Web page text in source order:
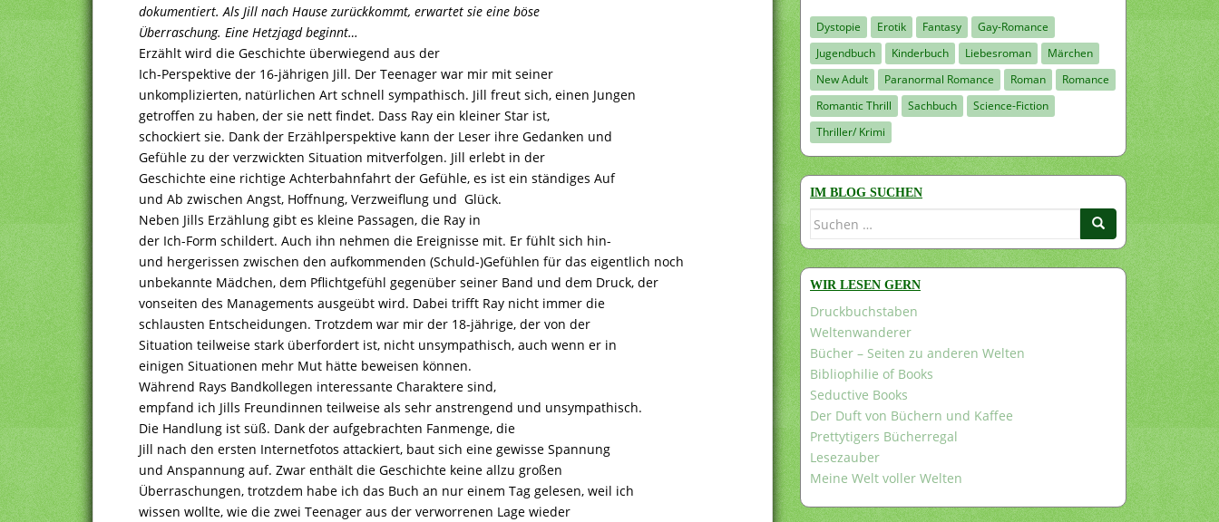
dokumentiert. Als Jill nach Hause zurückkommt, erwartet sie eine böse
Überraschung. Eine Hetzjagd beginnt…
Erzählt wird die Geschichte überwiegend aus der
Ich-Perspektive der 16-jährigen Jill. Der Teenager war mir mit seiner
unkomplizierten, natürlichen Art schnell sympathisch. Jill freut sich, einen Jungen
getroffen zu haben, der sie nett findet. Dass Ray ein kleiner Star ist,
schockiert sie. Dank der Erzählperspektive kann der Leser ihre Gedanken und
Gefühle zu der verzwickten Situation mitverfolgen. Jill erlebt in der
Geschichte eine richtige Achterbahnfahrt der Gefühle, es ist ein ständiges Auf
und Ab zwischen Angst, Hoffnung, Verzweiflung und Glück.
Neben Jills Erzählung gibt es kleine Passagen, die Ray in
der Ich-Form schildert. Auch ihn nehmen die Ereignisse mit. Er fühlt sich hin-
und hergerissen zwischen den aufkommenden (Schuld-)Gefühlen für das eigentlich noch
unbekannte Mädchen, dem Pflichtgefühl gegenüber seiner Band und dem Druck, der
vonseiten des Managements ausgeübt wird. Dabei trifft Ray nicht immer die
schlausten Entscheidungen. Trotzdem war mir der 18-jährige, der von der
Situation teilweise stark überfordert ist, nicht unsympathisch, auch wenn er in
einigen Situationen mehr Mut hätte beweisen können.
Während Rays Bandkollegen interessante Charaktere sind,
empfand ich Jills Freundinnen teilweise als sehr anstrengend und unsympathisch.
Die Handlung ist süß. Dank der aufgebrachten Fanmenge, die
Jill nach den ersten Internetfotos attackiert, baut sich eine gewisse Spannung
und Anspannung auf. Zwar enthält die Geschichte keine allzu großen
Überraschungen, trotzdem habe ich das Buch an nur einem Tag gelesen, weil ich
wissen wollte, wie die zwei Teenager aus der verworrenen Lage wieder
Dystopie Erotik Fantasy
Gay-Romance
Jugendbuch
Kinderbuch Liebesroman
Märchen
New Adult
Paranormal Romance Roman
Romance
Romantic Thrill
Sachbuch
Science-Fiction
Thriller/ Krimi
IM BLOG SUCHEN
Suchen
WIR LESEN GERN
Druckbuchstaben
Weltenwanderer
Bücher – Seiten zu anderen Welten
Bibliophilie of Books
Seductive Books
Der Duft von Büchern und Kaffee
Prettytigers Bücherregal
Lesezauber
Meine Welt voller Welten